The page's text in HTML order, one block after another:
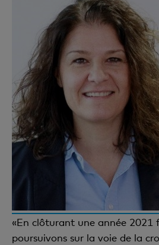
«En clôturant une année 2021
poursuivons sur la voie de la